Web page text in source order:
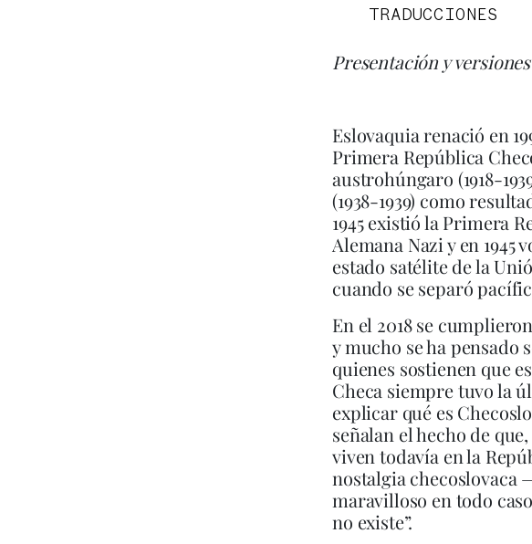
TRADUCCIONES
Presentación y
Eslovaquia renació en
Primera República
austrohúngaro (1918-
(1938-1939) como
1945 existió la Primera
Alemana Nazi y en 1945
estado satélite de la
cuando se separó
En el 2018 se
y mucho se ha pensado
quienes sostienen que
Checa siempre tuvo la
explicar qué es
señalan el hecho de
viven todavía en la
nostalgia checoslovaca
maravilloso en todo
no existe”.